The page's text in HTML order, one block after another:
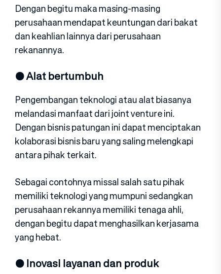
Dengan begitu maka masing-masing
perusahaan mendapat keuntungan dari bakat
dan keahlian lainnya dari perusahaan
rekanannya.
● Alat bertumbuh
Pengembangan teknologi atau alat biasanya
melandasi manfaat dari joint venture ini.
Dengan bisnis patungan ini dapat menciptakan
kolaborasi bisnis baru yang saling melengkapi
antara pihak terkait.
Sebagai contohnya missal salah satu pihak
memiliki teknologi yang mumpuni sedangkan
perusahaan rekannya memiliki tenaga ahli,
dengan begitu dapat menghasilkan kerjasama
yang hebat.
● Inovasi layanan dan produk